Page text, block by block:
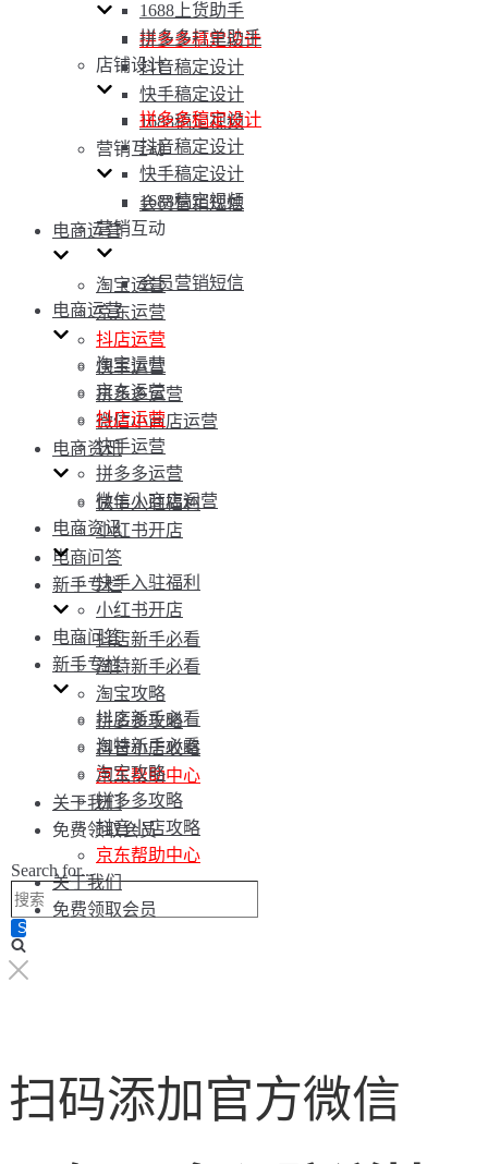
拼多多稿定设计
抖音稿定设计
快手稿定设计
1688稿定视频
营销互动
会员营销短信
电商运营
淘宝运营
京东运营
抖店运营
快手运营
拼多多运营
微信小商店运营
电商资讯
快手入驻福利
小红书开店
电商问答
新手专栏
抖店新手必看
淘特新手必看
淘宝攻略
拼多多攻略
抖音小店攻略
京东帮助中心
关于我们
免费领取会员
Search for...
1688上货助手
拼多多打单助手
店铺设计
拼多多稿定设计
抖音稿定设计
快手稿定设计
1688稿定视频
营销互动
会员营销短信
电商运营
淘宝运营
京东运营
抖店运营
快手运营
拼多多运营
微信小商店运营
电商资讯
快手入驻福利
小红书开店
电商问答
新手专栏
抖店新手必看
淘特新手必看
淘宝攻略
拼多多攻略
抖音小店攻略
京东帮助中心
关于我们
免费领取会员
扫码添加官方微信